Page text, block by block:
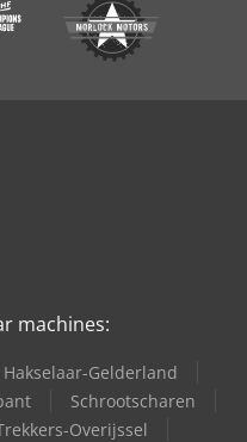
machines:
Hakselaar-Gelderland
Schrootscharen
Overijssel